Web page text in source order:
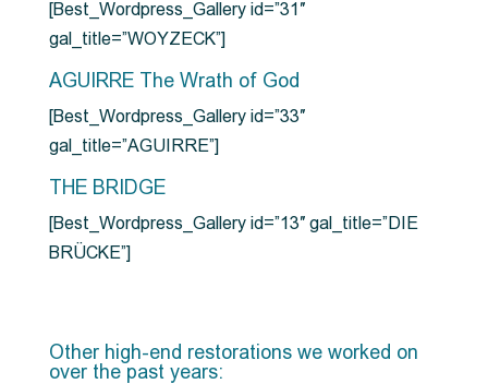
[Best_Wordpress_Gallery id=”31″
gal_title=”WOYZECK”]
AGUIRRE The Wrath of God
[Best_Wordpress_Gallery id=”33″
gal_title=”AGUIRRE”]
THE BRIDGE
[Best_Wordpress_Gallery id=”13″ gal_title=”DIE
BRÜCKE”]
Other high-end restorations we worked on
over the past years: